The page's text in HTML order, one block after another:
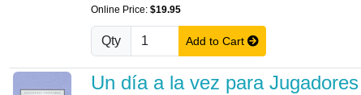
Online Price: $19.95
Qty Add to Cart
Un día a la vez para